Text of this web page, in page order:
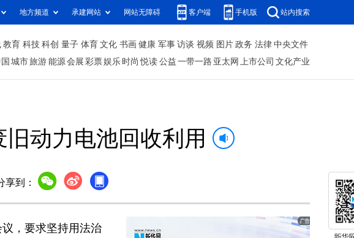
地方频道 承建网站 网站无障碍 客户端 手机版 站内搜索
教育 科技 科创 量子 体育 文化 书画 健康 军事 访谈 视频 图片 政务 法律 中央文件
城市旅游 能源 会展 彩票娱乐 时尚 悦读 公益 一带一路 亚太网 上市公司 文化产业
动力电池回收利用
享到：
，要求坚持用法治